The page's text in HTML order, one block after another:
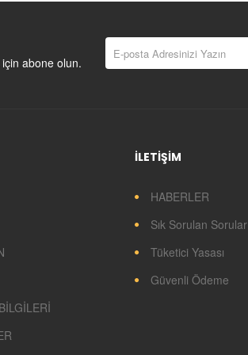
abone olun.
İLETİŞİM
HABERLER
Sık Sorulan Sorular
Tüketici Yasası
Güvenli Ödeme